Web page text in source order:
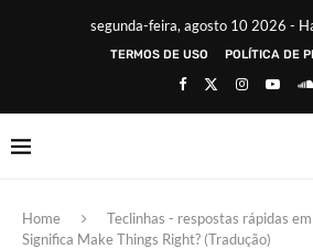
segunda-feira, agosto 10 2026 -
TERMOS DE USO POLÍTICA DE
Home Teclinhas - respostas rápidas
Significa Make Things Right? (Tradução)